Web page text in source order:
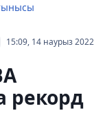
15:09, 14 наурыз 2022
рекорд